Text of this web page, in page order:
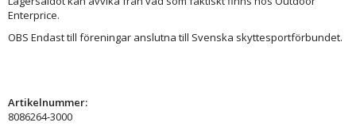
Enterprice.
OBS Endast till föreningar anslutna till Svenska skyttesportförbundet.
Artikelnummer:
8086264-3000